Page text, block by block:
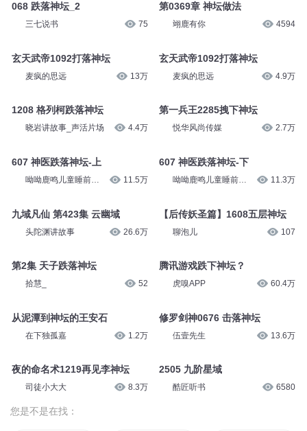
068 跌落神坛_2
三七说书 75
玄天武帝1092打落神坛
麦疯的思远 13万
1208 格列柯跌落神坛
晓岩讲故事_声活片场 4.4万
607 神医跌落神坛-上
呦呦鹿鸣儿童睡前故
11.5万
九域凡仙 第423集 云幽域
头陀渊讲故事 26.6万
第2集 天子跌落神坛
拾慧_ 52
从泥潭到神坛的王安石
在下独孤嘉 1.2万
夜的命名术1219再见李神坛
司徒小大大 8.3万
第0369章 神坛做法
翊鹿有你 4594
玄天武帝1092打落神坛
麦疯的思远 4.9万
第一兵王2285拽下神坛
悦华风尚传媒 2.7万
607 神医跌落神坛-下
呦呦鹿鸣儿童睡前故
11.3万
【后传妖圣篇】1608五层神坛
聊泡儿 107
腾讯游戏跌下神坛？
虎嗅APP 60.4万
修罗剑神0676 击落神坛
伍壹先生 13.6万
2505 九阶星域
酷匠听书 6580
您是不是在找：